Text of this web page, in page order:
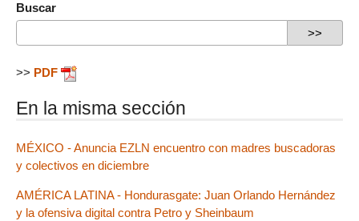
Buscar
>> PDF
En la misma sección
MÉXICO - Anuncia EZLN encuentro con madres buscadoras
y colectivos en diciembre
AMÉRICA LATINA - Hondurasgate: Juan Orlando Hernández
y la ofensiva digital contra Petro y Sheinbaum